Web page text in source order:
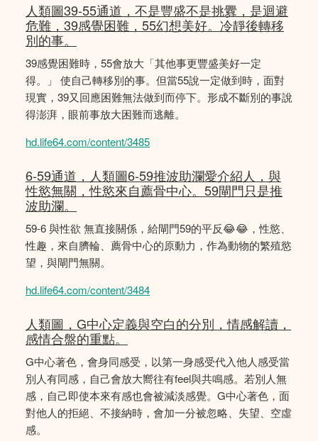
人類圖39-55通道，不是豐盛不是挑釁，是迴避
危難，39感覺困難，55幻想美好。冷靜後轉移
別的事。
39感覺困難時，55會放大「其他事更豐盛美好一定
得。」 使自己轉移別的事。但當55說一定做到時，面對
現實，39又回應困難無法做到而停下。形成不斷別的事說
得澎湃，眼前事放大困難而逃離。
hd.life64.com/content/3485
6-59通道，人類圖6-59推波助瀾愛介紹人，與
性慾無關，性慾來自薦骨中心。59閘門只是推
波助瀾。
59-6 與性欲 無直接關係，給閘門59的平反😂😂，性慾、
性趣，來自臍輪、薦骨中心的原動力，作為動物的繁殖慾
望，與閘門無關。
hd.life64.com/content/3484
人類圖，G中心定義與空白的分別，情感解讀，
感情合盤的重點。
G中心著色，會身同感受，以第一身感受代入他人感受當
別人有同感，自己會放大嚮往有feel與共鳴感。若別人無
感，自己即使本來有感也會被減淡感覺。G中心著色，面
對他人的拒絕、不接納時，會加一分被忽略、失望、空虛
感。